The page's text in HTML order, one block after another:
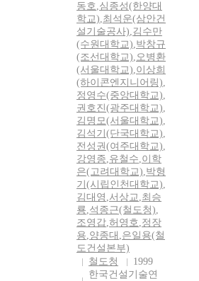
동호,심종성(한양대
학교),최석운(삼안건
설기술공사),김수만
(수원대학교),박창규
(조선대학교),오병환
(서울대학교),이상희
(하이콘엔지니어링),
정영수(중앙대학교),
권호진(광주대학교),
김명모(서울대학교),
김석기(단국대학교),
전성권(여주대학교),
강영종,유철수,이학
은(고려대학교),박형
기(시립인천대학교),
김대영 ,서상교,최승
룡,석종근(철도청),
조영갑,허영호,정장
용,양종대 ,은일용(철
도건설본부)
철도청
1999
한국건설기술연